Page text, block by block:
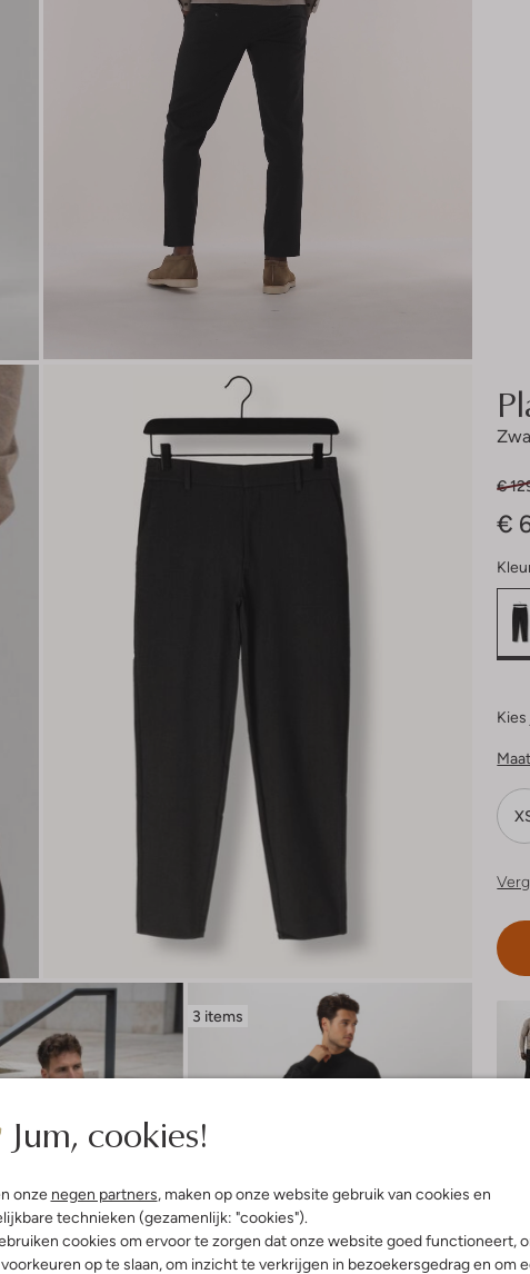
Jum, cookies!
onze negen partners, maken op onze website gebruik van cookies en
technieken (gezamenlijk: "cookies").
cookies om ervoor te zorgen dat onze website goed functioneert,
op te slaan, om inzicht te verkrijgen in bezoekersgedrag en om
3 items
€
€